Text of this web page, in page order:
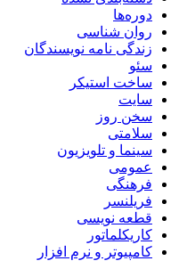
دوره‌ها
روان شناسی
زندگی نامه نویسندگان
سئو
ساخت استیکر
سایت
سخن روز
سلامتی
سینما و تلویزیون
عمومی
فرهنگی
فریلنسر
قطعه نویسی
کاریکلماتور
کامپیوتر و نرم افزار